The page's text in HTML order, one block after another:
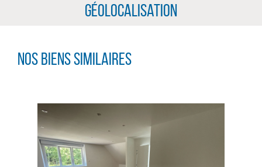
Géolocalisation
Nos biens similaires